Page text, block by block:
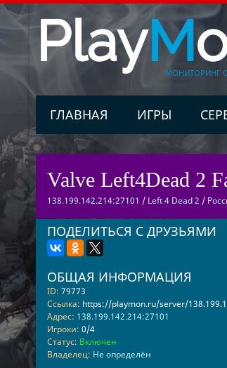
PlayM
МОНИТОРИНГ
ГЛАВНАЯ ИГРЫ
Valve Left4Dead 2
138.199.142.214:27101 / Left 4 Dead 2 /
ПОДЕЛИТЬСЯ С ДРУЗЬЯМИ
ОБЩАЯ ИНФОРМАЦИЯ
ID: 79773
Ссылка: https://playmon.ru/server/
Адрес: 138.199.142.214:27101
Игроки: 0/4
Статус: Включен
Владелец: Не определён